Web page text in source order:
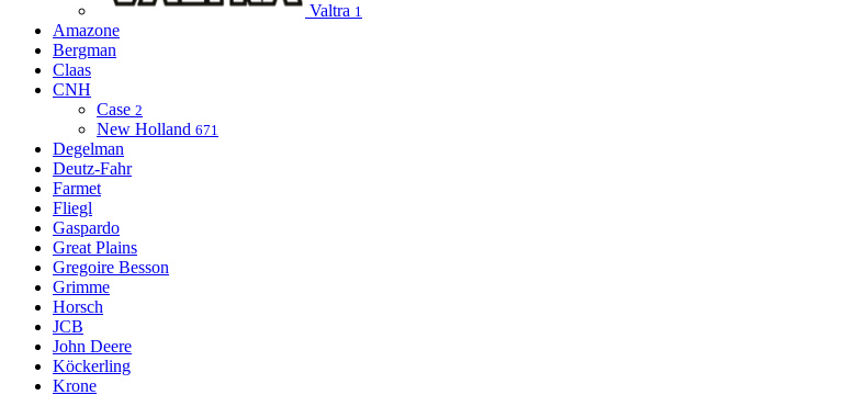
Valtra 1
Amazone
Bergman
Claas
CNH
Case 2
New Holland 671
Degelman
Deutz-Fahr
Farmet
Fliegl
Gaspardo
Great Plains
Gregoire Besson
Grimme
Horsch
JCB
John Deere
Köckerling
Krone